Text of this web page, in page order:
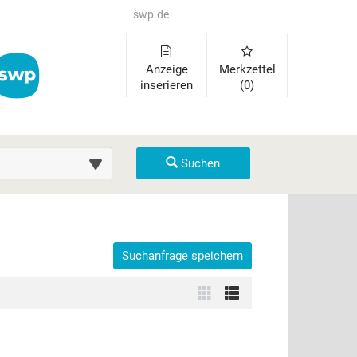
swp.de
Anzeige
inserieren
Merkzettel
(0)
(km)
Suchen
auszuklappen und Links zu öffnen. Mit Pfeil rechts klappen
Suchanfrage speichern